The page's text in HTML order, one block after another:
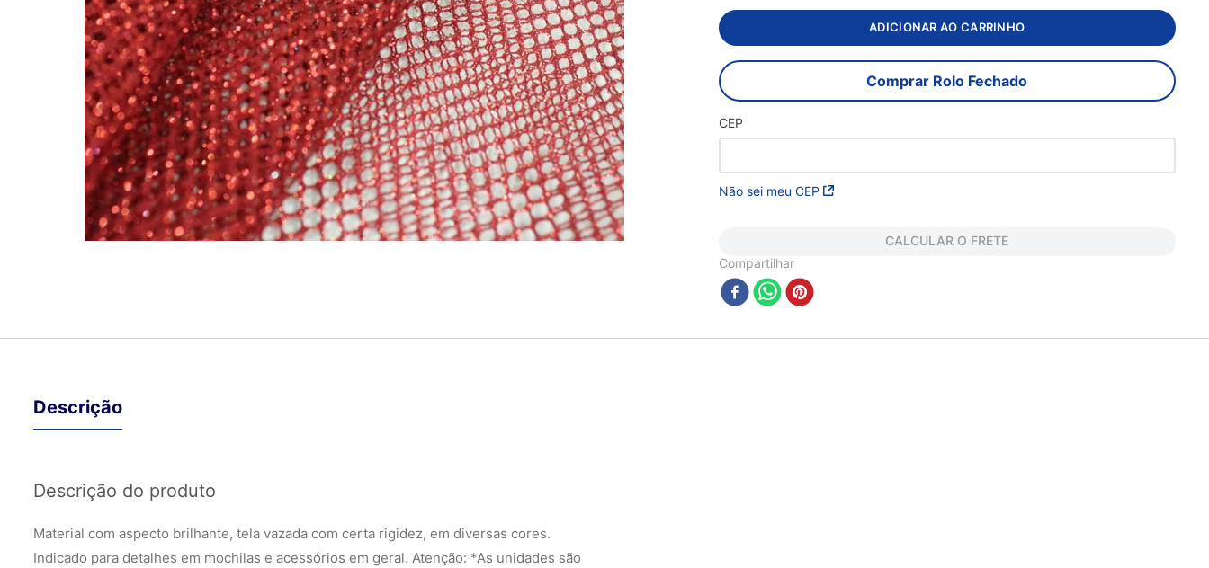
ADICIONAR AO CARRINHO
Comprar Rolo Fechado
CEP
Não sei meu CEP
CALCULAR O FRETE
Compartilhar
Descrição
Descrição do produto
Material com aspecto brilhante, tela vazada com certa rigidez, em diversas cores.
Indicado para detalhes em mochilas e acessórios em geral. Atenção: *As unidades são